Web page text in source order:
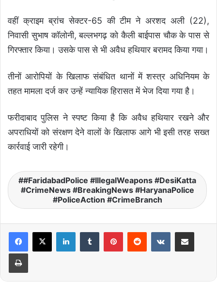
वहीं क्राइम ब्रांच सेक्टर-65 की टीम ने अरशद अली (22),
निवासी सुभाष कॉलोनी, बल्लभगढ़ को कैली बाईपास चौक के पास से
गिरफ्तार किया। उसके पास से भी अवैध हथियार बरामद किया गया।
तीनों आरोपियों के खिलाफ संबंधित थानों में शस्त्र अधिनियम के
तहत मामला दर्ज कर उन्हें न्यायिक हिरासत में भेज दिया गया है।
फरीदाबाद पुलिस ने स्पष्ट किया है कि अवैध हथियार रखने और
अपराधियों को संरक्षण देने वालों के खिलाफ आगे भी इसी तरह सख्त
कार्रवाई जारी रहेगी।
#FaridabadPolice #IllegalWeapons #DesiKatta
#CrimeNews #BreakingNews #HaryanaPolice
#PoliceAction #CrimeBranch